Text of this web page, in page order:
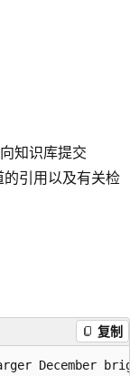
知识库提交
引用以及有关检
复制